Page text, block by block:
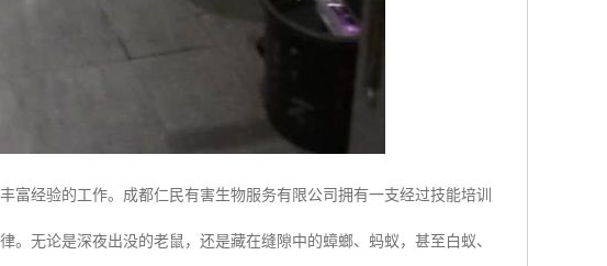
经验的工作。成都仁民有害生物服务有限公司拥有一支经过技能培训
无论是深夜出没的老鼠，还是藏在缝隙中的蟑螂、蚂蚁，甚至白蚁、